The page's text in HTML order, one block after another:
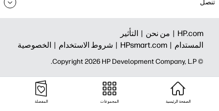
تنصل
HP.com | من نحن | التأثير
المستدام | HPsmart.com | شروط الاستخدام | الخصوصية
© Copyright 2026 HP Development Company, L.P.
الصفحة الرئيسية المجموعات المفضلة